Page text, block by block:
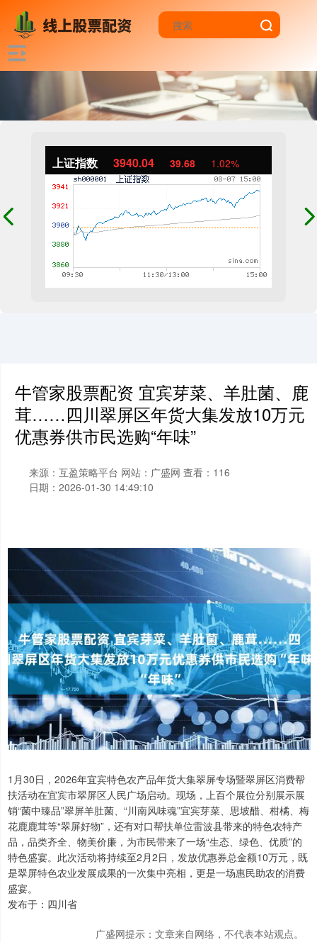
上证指数 3940.04 39.68 1.02%
牛管家股票配资 宜宾芽菜、羊肚菌、鹿
茸……四川翠屏区年货大集发放10万元
优惠券供市民选购“年味”
来源：互盈策略平台 网站：广盛网 查看：116
日期：2026-01-30 14:49:10
1月30日，2026年宜宾特色农产品年货大集翠屏专场暨翠屏区消费帮
扶活动在宜宾市翠屏区人民广场启动。现场，上百个展位分别展示展
销“菌中臻品”翠屏羊肚菌、“川南风味魂”宜宾芽菜、思坡醋、柑橘、梅
花鹿鹿茸等“翠屏好物”，还有对口帮扶单位雷波县带来的特色农特产
品，品类齐全、物美价廉，为市民带来了一场“生态、绿色、优质”的
特色盛宴。此次活动将持续至2月2日，发放优惠券总金额10万元，既
是翠屏特色农业发展成果的一次集中亮相，更是一场惠民助农的消费
盛宴。
发布于：四川省
广盛网提示：文章来自网络，不代表本站观点。